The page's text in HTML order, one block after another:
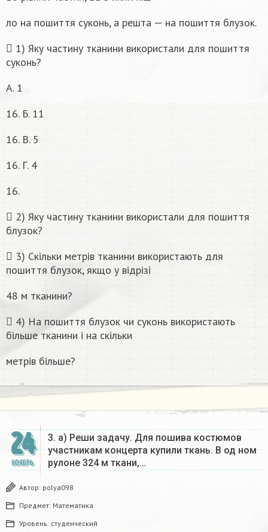
ло на пошиття суконь, а решта — на пошиття блузок.
 1) Яку частину тканини використали для пошиття
суконь?
А. 1
16. Б. 11
16. В. 5
16. Г. 4
16.
 2) Яку частину тканини використали для пошиття
блузок?
 3) Скільки метрів тканини використають для
пошиття блузок, якщо у відрізі
48 м тканини?
 4) На пошиття блузок чи суконь використають
більше тканини і на скільки
метрів більше?
24
НОЯБРЬ
3. а) Реши задачу. Для пошива костюмов
участникам концерта купили ткань. В од ном
рулоне 324 м ткани,…
Автор: polya098
Предмет: Математика
Уровень: студенческий